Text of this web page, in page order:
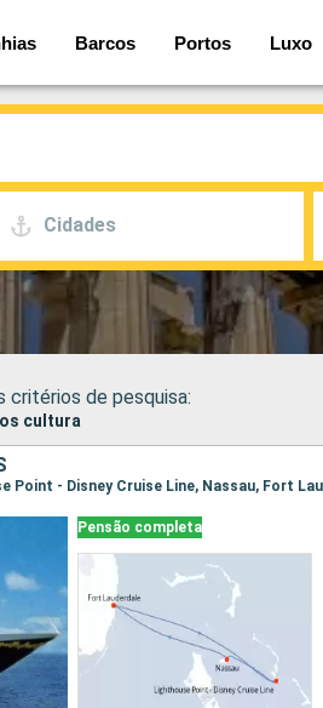
Barcos Portos Luxo
Cidades
critérios de pesquisa:
cultura
Point - Disney Cruise Line, Nassau, Fort
Pensão completa